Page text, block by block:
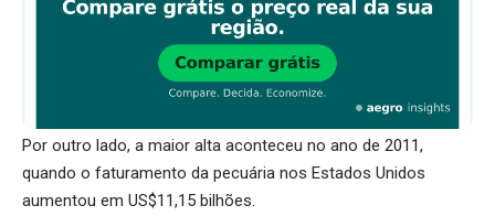
Por outro lado, a maior alta aconteceu no ano de 2011,
quando o faturamento da pecuária nos Estados Unidos
aumentou em US$11,15 bilhões.